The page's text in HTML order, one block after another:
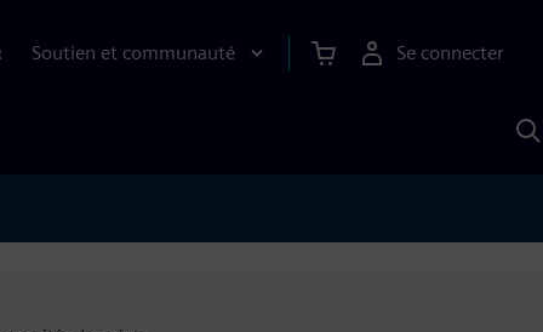
Soutien et communauté Se connecter